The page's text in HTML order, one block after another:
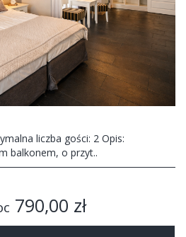
liczba gości: 2 Opis:
balkonem, o przyt..
790,00 zł